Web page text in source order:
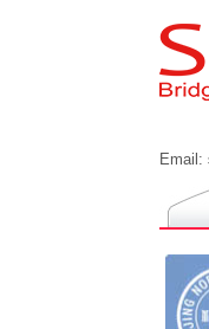
Email: